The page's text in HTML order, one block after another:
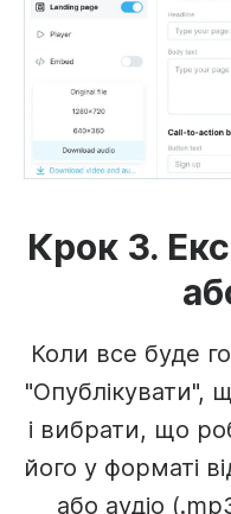
Крок 3.
Коли все буде
"Опублікувати",
і вибрати, що
його у форматі
або аудіо